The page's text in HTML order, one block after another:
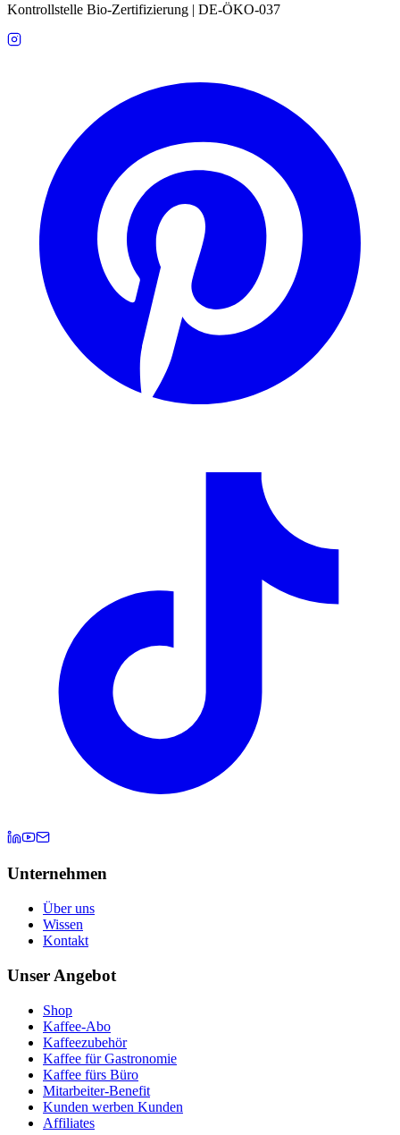
Kontrollstelle Bio-Zertifizierung | DE-ÖKO-037
Unternehmen
Über uns
Wissen
Kontakt
Unser Angebot
Shop
Kaffee-Abo
Kaffeezubehör
Kaffee für Gastronomie
Kaffee fürs Büro
Mitarbeiter-Benefit
Kunden werben Kunden
Affiliates